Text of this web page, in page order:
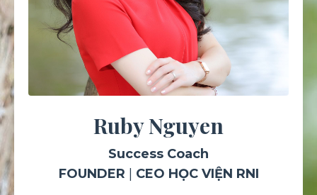
Ruby Nguyen
Success Coach
FOUNDER | CEO HỌC VIỆN RNI